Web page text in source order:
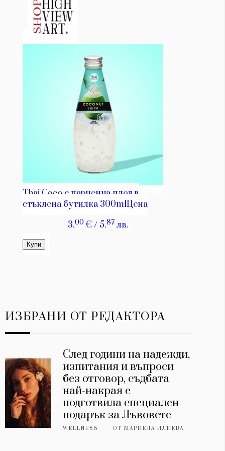
ИЗБРАНИ ОТ РЕДАКТОРА
След години на надежди,
изпитания и въпроси
без отговор, съдбата
най-накрая е
подготвила специален
подарък за Лъвовете
WELLNESS ОТМАРИЕЛА ИЛИЕВА